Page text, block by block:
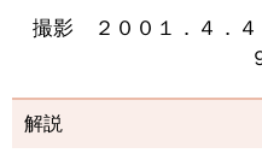
撮影 ２００１．４．
解説